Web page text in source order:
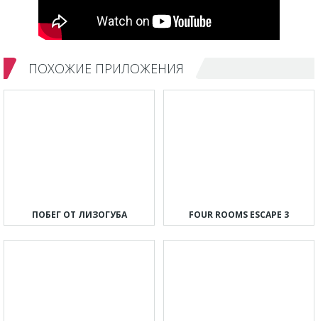
ПОХОЖИЕ ПРИЛОЖЕНИЯ
ПОБЕГ ОТ ЛИЗОГУБА FOUR ROOMS ESCAPE 3